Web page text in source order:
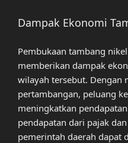
Dampak Ekonomi
Pembukaan tambang
memberikan dampak
wilayah tersebut. Dengan
pertambangan, peluang
meningkatkan
pendapatan dari pajak
pemerintah daerah dapat